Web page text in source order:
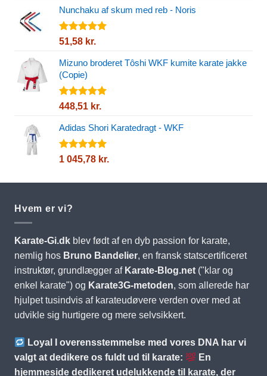
5Nunchaku af skum med reb - Noris
Vurderet
5
51,58 kr.
Mizuno broderet Tôshi WKF kumite karate jakke
(Copie)
Vurderet
5
448,51 kr.
Adidas Shori Karatedragt - WKF
Vurderet
1 045,78 kr.
Hvem er vi?
Karate-Gi.dkblev født af en dyb passion for karate,
nemlig hos Bruno Bandelier, en fransk statscertificeret
instruktør, grundlægger af Karate-Blog.net("klar og
enkel karate") og Karate3G-metoden, som allerede har
hjulpet tusindvis af karateudøvere verden over med at
udvikle sig hurtigere og mere selvsikkert.
Loyal I overensstemmelse med vores DNA har vi
valgt at dedikere os fuldt ud til karate:
En
hjemmeside dedikeret udelukkende til karate, der